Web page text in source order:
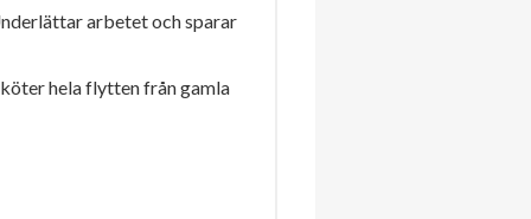
arbetet och sparar
hela flytten från gamla